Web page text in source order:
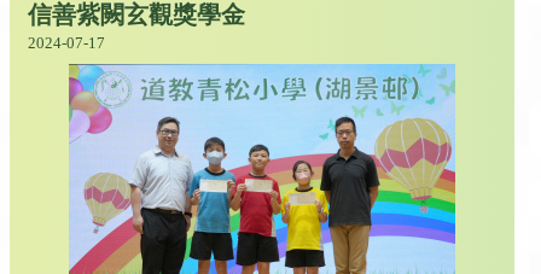
信善紫闕玄觀獎學金
2024-07-17